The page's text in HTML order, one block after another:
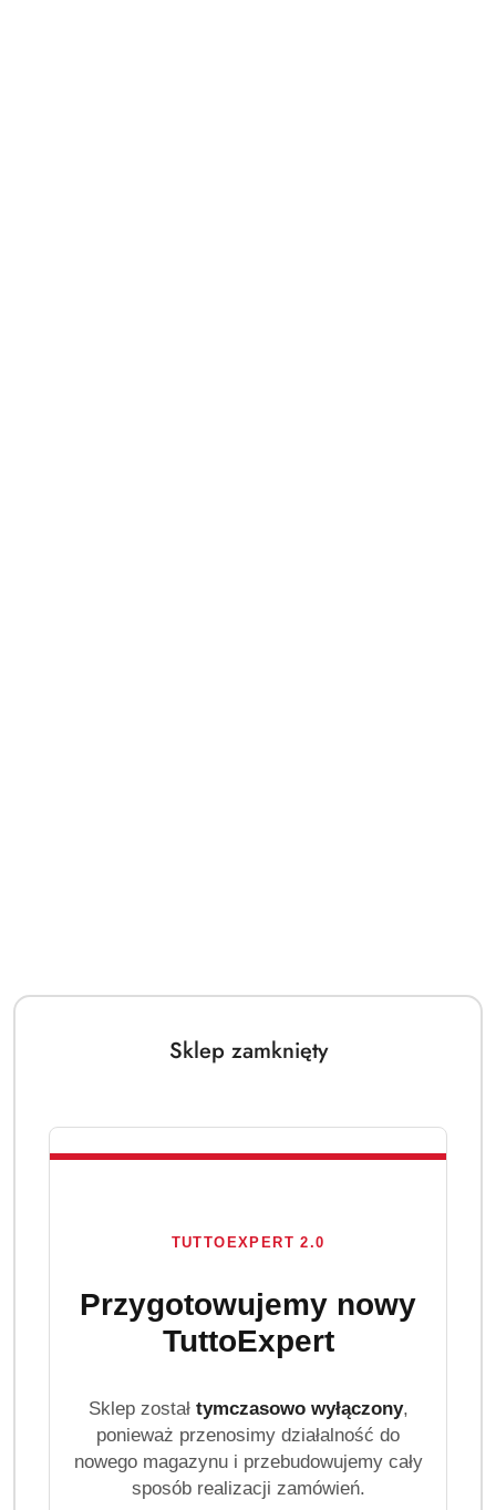
Sklep zamknięty
TUTTOEXPERT 2.0
Przygotowujemy nowy
TuttoExpert
Sklep został tymczasowo wyłączony,
ponieważ przenosimy działalność do
nowego magazynu i przebudowujemy cały
sposób realizacji zamówień.